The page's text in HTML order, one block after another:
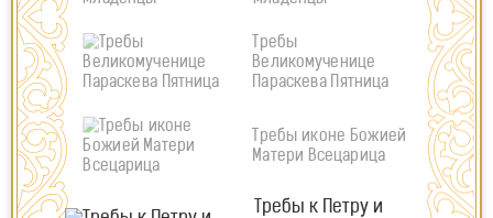
Требы
Великомученице
Параскева Пятница
Требы иконе Божией
Матери Всецарица
Требы к Петру и